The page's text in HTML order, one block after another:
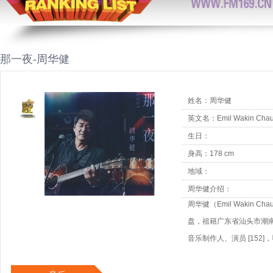
那一夜-周华健
姓名：周华健
英文名：Emil Wakin
生日：
身高：178 cm
地域：
周华健介绍：
周华健（Emil Wakin
盘，祖籍广东省汕头市潮
音乐制作人、演员 [152]